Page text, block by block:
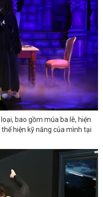
bao gồm múa ba lê, hiện
hiện kỹ năng của mình tại